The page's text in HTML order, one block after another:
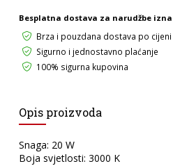
TECH
OSRAM
CRNA
Besplatna dostava za narudžbe
Brza i pouzdana dostava po
Sigurno i jednostavno plaćanje
100% sigurna kupovina
Opis proizvoda
Snaga: 20 W
Boja svjetlosti: 3000 K